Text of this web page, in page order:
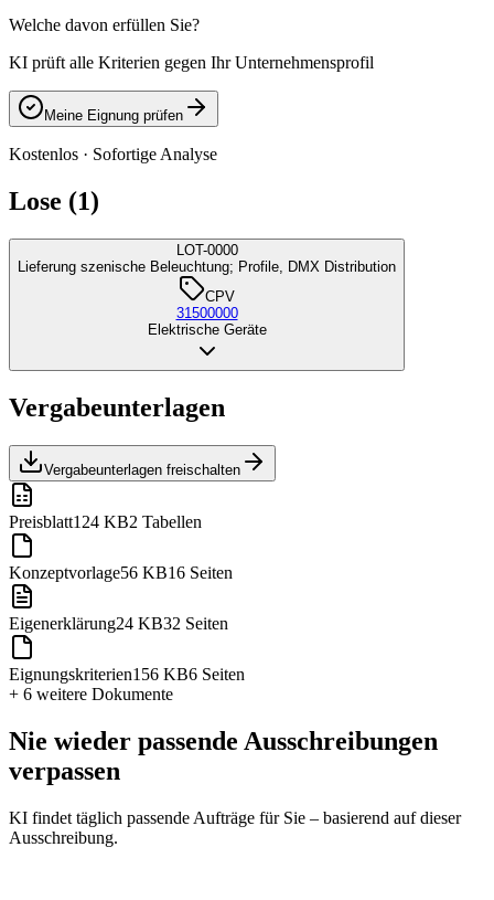
Welche davon erfüllen Sie?
KI prüft alle Kriterien gegen Ihr Unternehmensprofil
Meine Eignung prüfen
Kostenlos · Sofortige Analyse
Lose (1)
LOT-0000
Lieferung szenische Beleuchtung; Profile, DMX Distribution
CPV
31500000
Elektrische Geräte
Vergabeunterlagen
Vergabeunterlagen freischalten
Preisblatt124 KB2 Tabellen
Konzeptvorlage56 KB16 Seiten
Eigenerklärung24 KB32 Seiten
Eignungskriterien156 KB6 Seiten
+ 6 weitere Dokumente
Nie wieder passende Ausschreibungen
verpassen
KI findet täglich passende Aufträge für Sie – basierend auf dieser
Ausschreibung.